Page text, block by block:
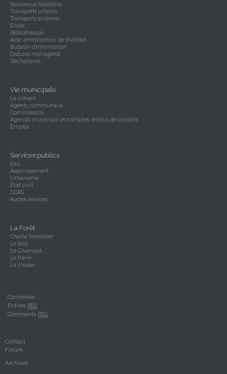
Nouveaux habitants
Transports urbains
Transports scolaires
Ecole
Bibliothèque
Aide amélioration de l'habitat
Bulletin d'information
Ordures ménagères
Déchetterie
Vie municipale
Le conseil
Agents communaux
Commissions
Agenda municipal et comptes rendus de conseils
Emploi
Services publics
Eau
Assainissement
Urbanisme
Etat civil
CCAS
Autres services
La Forêt
Charte forestière
Le bois
Le Champet
Le frêne
La chasse
Connexion
Entries RSS
Comments RSS
Contact
Forum
Archives